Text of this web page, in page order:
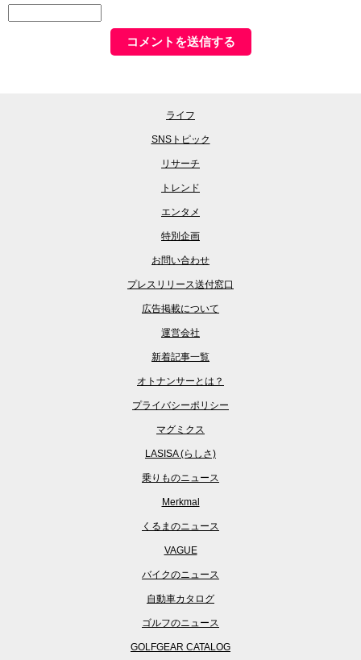
ライフ
SNSトピック
リサーチ
トレンド
エンタメ
特別企画
お問い合わせ
プレスリリース送付窓口
広告掲載について
運営会社
新着記事一覧
オトナンサーとは？
プライバシーポリシー
マグミクス
LASISA (らしさ)
乗りものニュース
Merkmal
くるまのニュース
VAGUE
バイクのニュース
自動車カタログ
ゴルフのニュース
GOLFGEAR CATALOG